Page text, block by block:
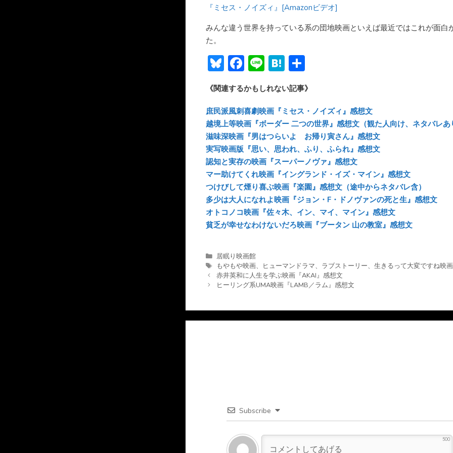
『ミセス・ノイズィ』[Amazonビデオ]
みんな違う世界を持っている系の団地映画といえば最近ではこれが面白
た。
Bl
u
e
sk
y
F
ac
e
b
o
ok
Li
n
e
H
at
e
n
a
有
《関連するかもしれない記事》
庶民派風刺喜劇映画『ミセス・ノイズィ』感想文
越境上等映画『ボーダー 二つの世界』感想文（観た人向け、ネタバレあ
滋味深映画『男はつらいよ お帰り寅さん』感想文
実写映画版『思い、思われ、ふり、ふられ』感想文
認知と実存の映画『スーパーノヴァ』感想文
マー助けてくれ映画『イングランド・イズ・マイン』感想文
つけびして煙り喜ぶ映画『楽園』感想文（途中からネタバレ含）
多少は大人になれよ映画『ジョン・F・ドノヴァンの死と生』感想文
オトコノコ映画『佐々木、イン、マイ、マイン』感想文
貧乏が幸せなわけないだろ映画『ブータン 山の教室』感想文
カ
テ
ゴ
リ
居眠り映画館
タ
グ
もやもや映画、 ヒューマンドラマ、 ラブストーリー、 生きるって大変ですね映画
赤井英和に人生を学ぶ映画『AKAI』感想文
ヒーリング系UMA映画『LAMB／ラム』感想文
Subscribe
500